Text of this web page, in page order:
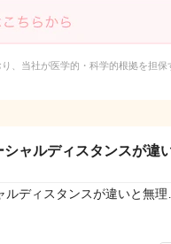
、当社が医学的・科学的根拠を担保
シャルディスタンスが違
ルディスタンスが違いと無